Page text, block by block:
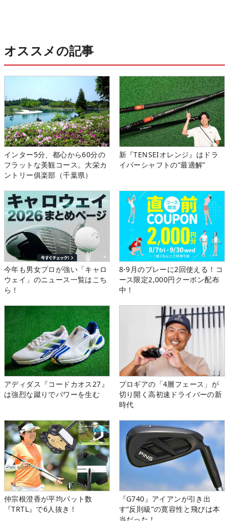
オススメの記事
インター5分、都心から60分の
フラットな美観コース。大栄カ
ントリー俱楽部（千葉県）
新『TENSEIオレンジ』はドラ
イバーシャフトの“最適解”
今年も男女プロが強い「キャロ
ウェイ」のニュース一覧はこち
ら！
8-9月のプレーに2回使える！コ
ース限定2,000円クーポン配布
中！
アディダス『コードカオス27』
は強烈な蹴りでパワーを生む
プロギアの「4層フェース」が
切り開く高初速ドライバーの新
時代
仲宗根澄香が平均パット数
『TRTL』で6人抜き！
『G740』アイアンが引き出
す“反則級”の寛容性と飛びは本